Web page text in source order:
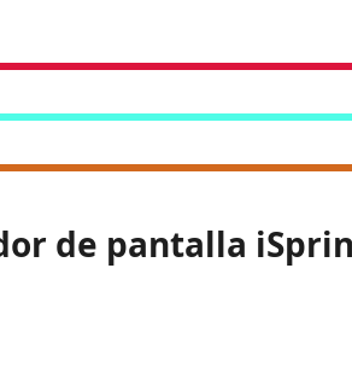
de pantalla